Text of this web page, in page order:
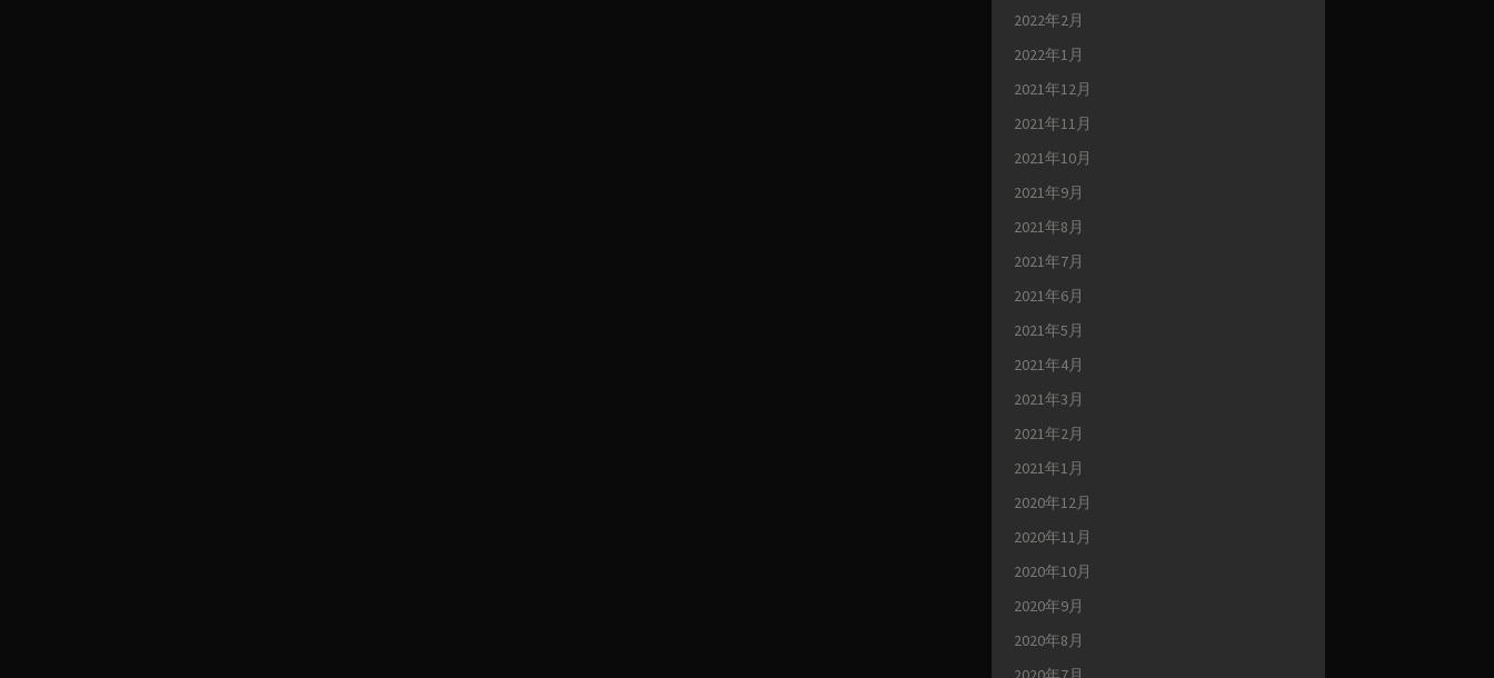
2022年2月
2022年1月
2021年12月
2021年11月
2021年10月
2021年9月
2021年8月
2021年7月
2021年6月
2021年5月
2021年4月
2021年3月
2021年2月
2021年1月
2020年12月
2020年11月
2020年10月
2020年9月
2020年8月